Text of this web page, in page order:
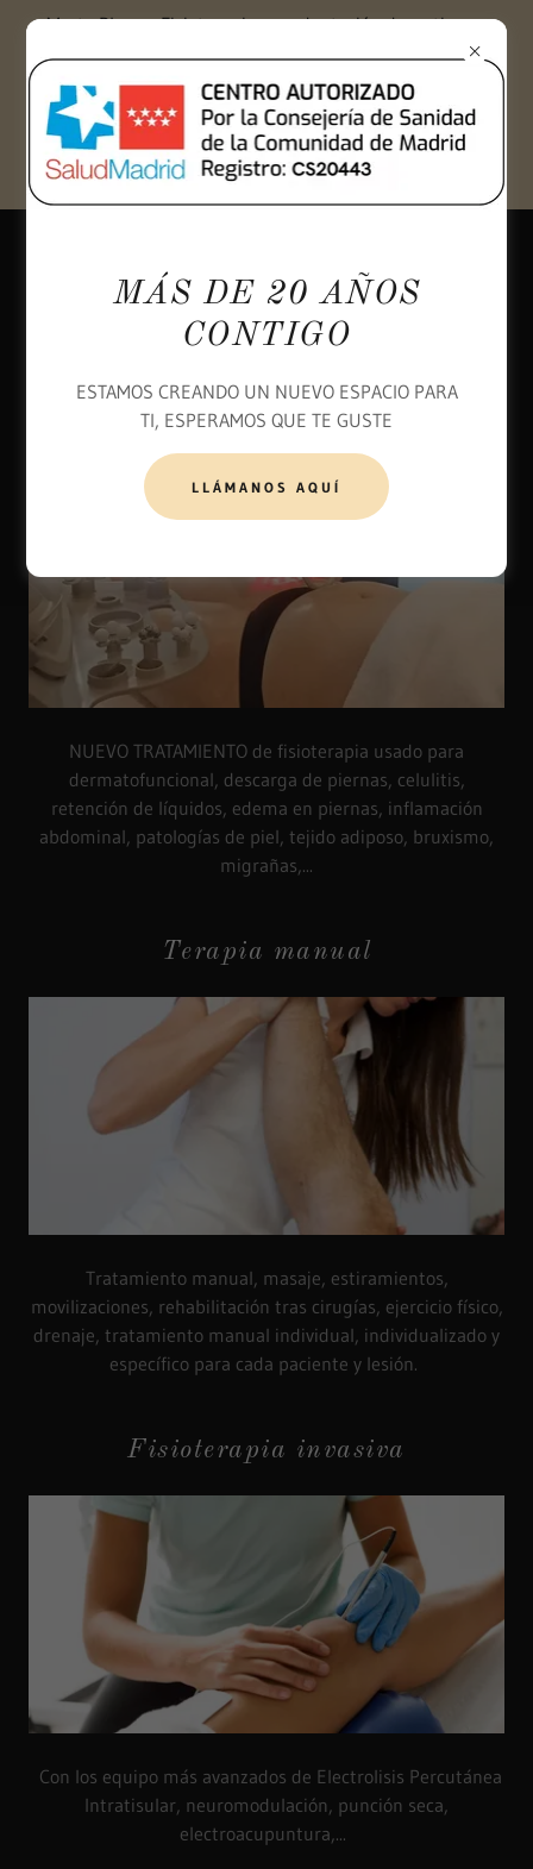
Marta Blanco. Fisioterapia y readaptación deportiva en
Pozuelo de Alarcón
tratamientos de
fisioterapia
bellaction duo
NUEVO TRATAMIENTO de fisioterapia usado para
dermatofuncional, descarga de piernas, celulitis,
retención de líquidos, edema en piernas, inflamación
abdominal, patologías de piel, tejido adiposo, bruxismo,
migrañas,...
Terapia manual
Tratamiento manual, masaje, estiramientos,
movilizaciones, rehabilitación tras cirugías, ejercicio físico,
drenaje, tratamiento manual individual, individualizado y
específico para cada paciente y lesión.
Fisioterapia invasiva
Con los equipo más avanzados de Electrolisis Percutánea
Intratisular, neuromodulación, punción seca,
electroacupuntura,...
MÁS DE 20 AÑOS
CONTIGO
ESTAMOS CREANDO UN NUEVO ESPACIO PARA
TI, ESPERAMOS QUE TE GUSTE
LLÁMANOS AQUÍ